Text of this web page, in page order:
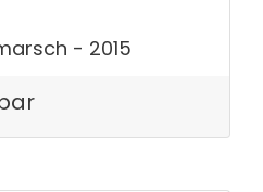
- 2015